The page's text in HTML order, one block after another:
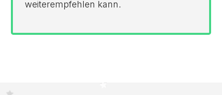
weiterempfehlen kann.